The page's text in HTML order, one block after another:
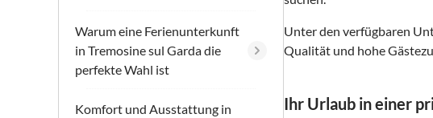
Warum eine Ferienunterkunft
in Tremosine sul Garda die
perfekte Wahl ist
Komfort und Ausstattung in
Unter den verfügbaren
Qualität und hohe
Ihr Urlaub in einer